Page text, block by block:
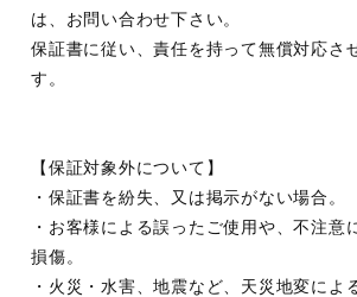
は、お問い合わせ下さい。
保証書に従い、責任を持って無償対応さ
す。
【保証対象外について】
・保証書を紛失、又は掲示がない場合。
・お客様による誤ったご使用や、不注意
損傷。
・火災・水害、地震など、天災地変によ